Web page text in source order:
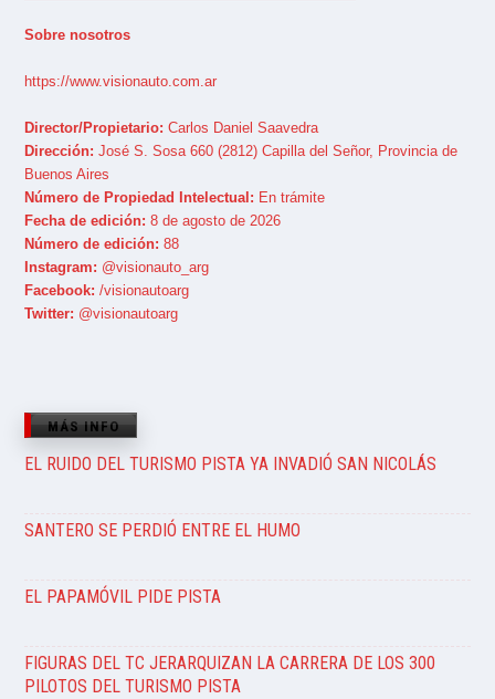
Sobre nosotros
https://www.visionauto.com.ar
Director/Propietario: Carlos Daniel Saavedra
Dirección: José S. Sosa 660 (2812) Capilla del Señor, Provincia de
Buenos Aires
Número de Propiedad Intelectual: En trámite
Fecha de edición: 8 de agosto de 2026
Número de edición: 88
Instagram: @visionauto_arg
Facebook: /visionautoarg
Twitter: @visionautoarg
MÁS INFO
EL RUIDO DEL TURISMO PISTA YA INVADIÓ SAN NICOLÁS
SANTERO SE PERDIÓ ENTRE EL HUMO
EL PAPAMÓVIL PIDE PISTA
FIGURAS DEL TC JERARQUIZAN LA CARRERA DE LOS 300
PILOTOS DEL TURISMO PISTA